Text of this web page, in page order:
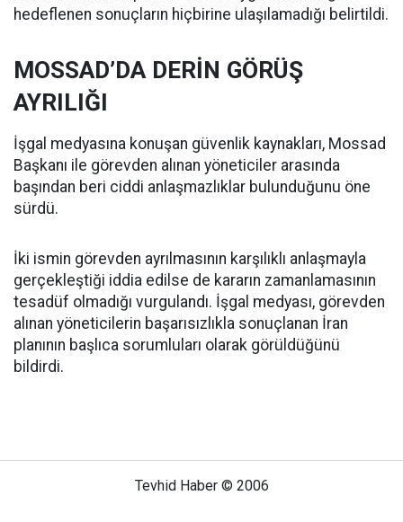
hedeflenen sonuçların hiçbirine ulaşılamadığı belirtildi.
MOSSAD’DA DERİN GÖRÜŞ
AYRILIĞI
İşgal medyasına konuşan güvenlik kaynakları, Mossad
Başkanı ile görevden alınan yöneticiler arasında
başından beri ciddi anlaşmazlıklar bulunduğunu öne
sürdü.
İki ismin görevden ayrılmasının karşılıklı anlaşmayla
gerçekleştiği iddia edilse de kararın zamanlamasının
tesadüf olmadığı vurgulandı. İşgal medyası, görevden
alınan yöneticilerin başarısızlıkla sonuçlanan İran
planının başlıca sorumluları olarak görüldüğünü
bildirdi.
Tevhid Haber © 2006